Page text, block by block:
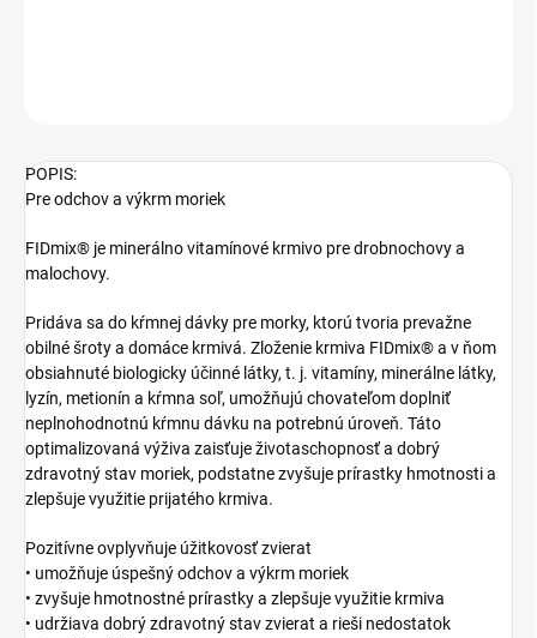
POPIS:
Pre odchov a výkrm moriek
FIDmix® je minerálno vitamínové krmivo pre drobnochovy a
malochovy.
Pridáva sa do kŕmnej dávky pre morky, ktorú tvoria prevažne
obilné šroty a domáce krmivá. Zloženie krmiva FIDmix® a v ňom
obsiahnuté biologicky účinné látky, t. j. vitamíny, minerálne látky,
lyzín, metionín a kŕmna soľ, umožňujú chovateľom doplniť
neplnohodnotnú kŕmnu dávku na potrebnú úroveň. Táto
optimalizovaná výživa zaisťuje životaschopnosť a dobrý
zdravotný stav moriek, podstatne zvyšuje prírastky hmotnosti a
zlepšuje využitie prijatého krmiva.
Pozitívne ovplyvňuje úžitkovosť zvierat
• umožňuje úspešný odchov a výkrm moriek
• zvyšuje hmotnostné prírastky a zlepšuje využitie krmiva
• udržiava dobrý zdravotný stav zvierat a rieši nedostatok